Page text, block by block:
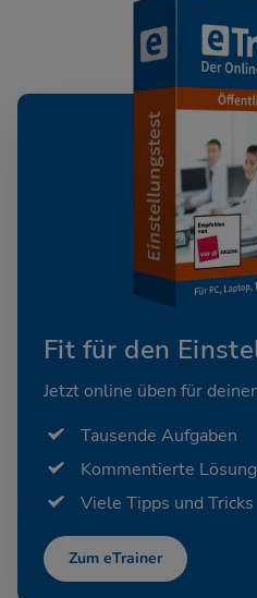
Fit für den
Jetzt online üben für
Tausende Aufgaben
Kommentierte
Viele Tipps und Tricks
Zum eTrainer